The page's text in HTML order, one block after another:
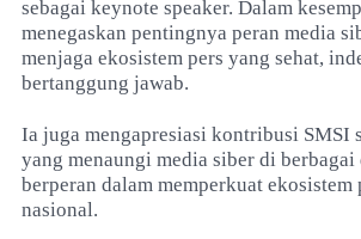
sebagai keynote speaker. Dalam
menegaskan pentingnya peran media
menjaga ekosistem pers yang sehat,
bertanggung jawab.
Ia juga mengapresiasi kontribusi SMSI
yang menaungi media siber di berbagai
berperan dalam memperkuat
nasional.